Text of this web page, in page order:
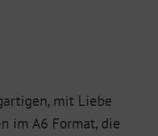
mit Liebe
im A6 Format, die